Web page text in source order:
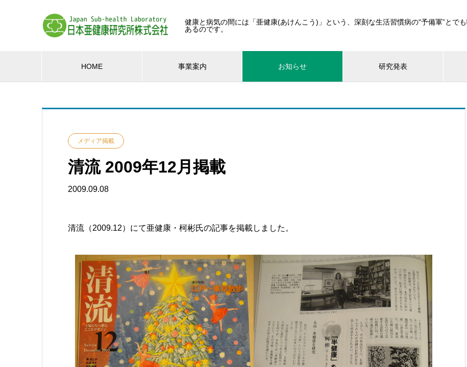
健康と病気の間には「亜健康(あけんこう)」という、深刻な生活習慣病の"予備軍”とで
あるのです。
HOME 事業案内 お知らせ 研究発表
メディア掲載
清流 2009年12月掲載
2009.09.08
清流（2009.12）にて亜健康・柯彬氏の記事を掲載しました。